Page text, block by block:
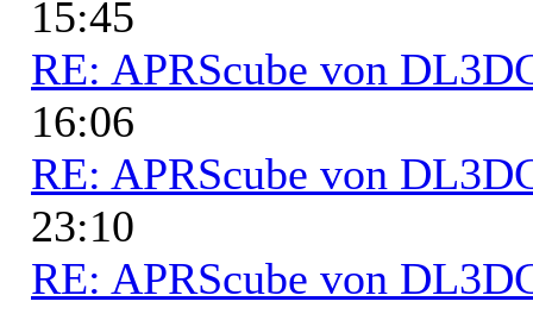
15:45
RE: APRScube von
16:06
RE: APRScube von
23:10
RE: APRScube von